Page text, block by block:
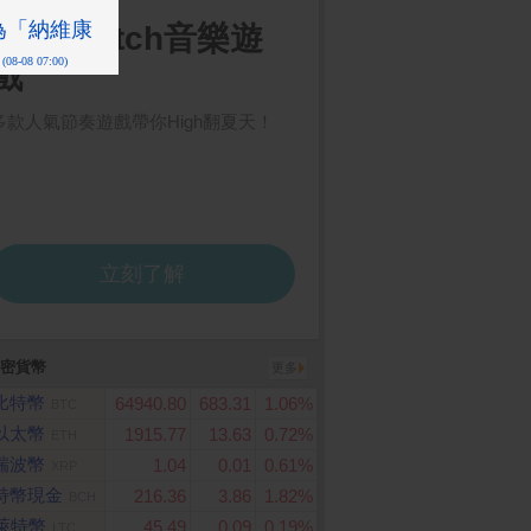
貨幣
特幣 64940.80 683.31
1.06%
太幣
1915.77 13.63
0.72%
波幣
1.04 0.01
0.61%
幣現金
216.36 3.86
1.82%
特幣
45.49 0.09 0.19%